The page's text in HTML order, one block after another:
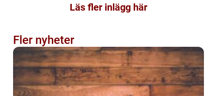
Läs fler inlägg här
Fler nyheter